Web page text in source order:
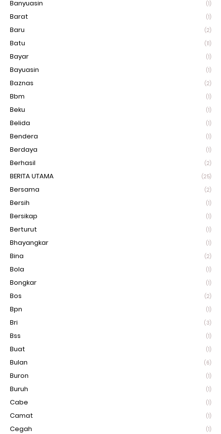
Banyuasin (1)
Barat (1)
Baru (2)
Batu (11)
Bayar (1)
Bayuasin (1)
Baznas (2)
Bbm (1)
Beku (1)
Belida (1)
Bendera (1)
Berdaya (1)
Berhasil (2)
BERITA UTAMA (25)
Bersama (2)
Bersih (1)
Bersikap (1)
Berturut (1)
Bhayangkar (1)
Bina (2)
Bola (1)
Bongkar (1)
Bos (2)
Bpn (1)
Bri (3)
Bss (1)
Buat (1)
Bulan (6)
Buron (1)
Buruh (1)
Cabe (1)
Camat (1)
Cegah (1)